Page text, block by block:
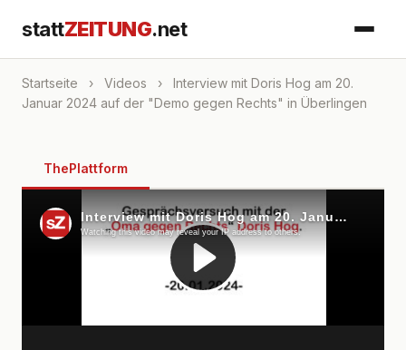
stattZEITUNG.net
Startseite › Videos ›
Interview mit Doris Hog am 20.
Januar 2024 auf der "Demo gegen Rechts" in Überlingen
ThePlattform